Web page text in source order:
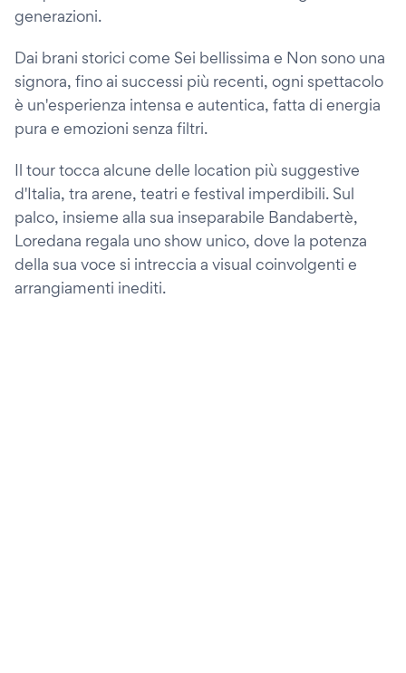
generazioni.
Dai brani storici come Sei bellissima e Non sono una
signora, fino ai successi più recenti, ogni spettacolo
è un'esperienza intensa e autentica, fatta di energia
pura e emozioni senza filtri.
Il tour tocca alcune delle location più suggestive
d'Italia, tra arene, teatri e festival imperdibili. Sul
palco, insieme alla sua inseparabile Bandabertè,
Loredana regala uno show unico, dove la potenza
della sua voce si intreccia a visual coinvolgenti e
arrangiamenti inediti.